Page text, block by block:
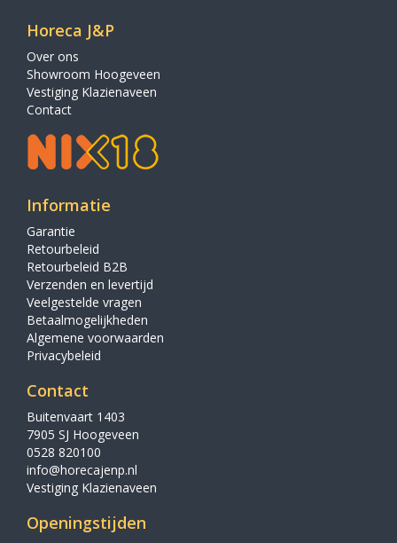
Horeca J&P
Over ons
Showroom Hoogeveen
Vestiging Klazienaveen
Contact
Informatie
Garantie
Retourbeleid
Retourbeleid B2B
Verzenden en levertijd
Veelgestelde vragen
Betaalmogelijkheden
Algemene voorwaarden
Privacybeleid
Contact
Buitenvaart 1403
7905 SJ Hoogeveen
0528 820100
info@horecajenp.nl
Vestiging Klazienaveen
Openingstijden